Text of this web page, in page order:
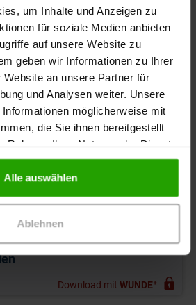
um Inhalte und Anzeigen zu
für soziale Medien anbieten
auf unsere Website zu
geben wir Informationen zu Ihrer
Website an unsere Partner für
und Analysen weiter. Unsere
möglicherweise mit
die Sie ihnen bereitgestellt
Rahmen Ihrer Nutzung der Dienste
Alle auswählen
Ablehnen
– Versorgung
Download mit WUNDE⁺